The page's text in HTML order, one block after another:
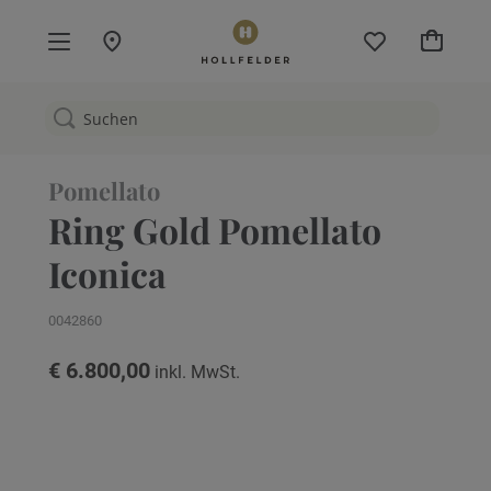
Mein
Pomellato
Ring Gold Pomellato
Iconica
0042860
€ 6.800,00